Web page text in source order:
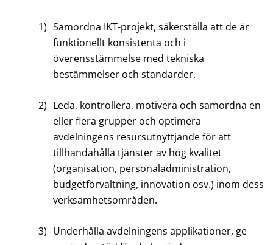
1) Samordna IKT-projekt, säkerställa att de är
funktionellt konsistenta och i
överensstämmelse med tekniska
bestämmelser och standarder.
2) Leda, kontrollera, motivera och samordna en
eller flera grupper och optimera
avdelningens resursutnyttjande för att
tillhandahålla tjänster av hög kvalitet
(organisation, personaladministration,
budgetförvaltning, innovation osv.) inom dess
verksamhetsområden.
3) Underhålla avdelningens applikationer, ge